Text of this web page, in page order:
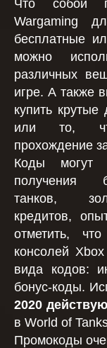
Что собой
Wargaming
бесплатные
можно
различных
игре. А также
купить
или то,
прохождение
Коды могут
получения
танков,
кредитов,
отметить,
консолей
вида кодов:
бонус-коды.
2020
в World of
Промокоды